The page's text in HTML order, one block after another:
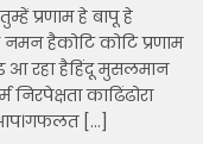
प्रणाम हे बापू हे
नमन हैकोटि कोटि प्रणाम
आ रहा हैहिंदू मुसलमान
काढिंढोरा
[…]